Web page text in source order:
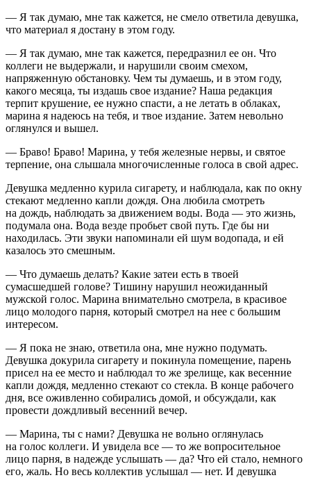
— Я так думаю, мне так кажется, не смело ответила девушка,
что материал я достану в этом году.
— Я так думаю, мне так кажется, передразнил ее он. Что
коллеги не выдержали, и нарушили своим смехом,
напряженную обстановку. Чем ты думаешь, и в этом году,
какого месяца, ты издашь свое издание? Наша редакция
терпит крушение, ее нужно спасти, а не летать в облаках,
марина я надеюсь на тебя, и твое издание. Затем невольно
оглянулся и вышел.
— Браво! Браво! Марина, у тебя железные нервы, и святое
терпение, она слышала многочисленные голоса в свой адрес.
Девушка медленно курила сигарету, и наблюдала, как по окну
стекают медленно капли дождя. Она любила смотреть
на дождь, наблюдать за движением воды. Вода — это жизнь,
подумала она. Вода везде пробьет свой путь. Где бы ни
находилась. Эти звуки напоминали ей шум водопада, и ей
казалось это смешным.
— Что думаешь делать? Какие затеи есть в твоей
сумасшедшей голове? Тишину нарушил неожиданный
мужской голос. Марина внимательно смотрела, в красивое
лицо молодого парня, который смотрел на нее с большим
интересом.
— Я пока не знаю, ответила она, мне нужно подумать.
Девушка докурила сигарету и покинула помещение, парень
присел на ее место и наблюдал то же зрелище, как весенние
капли дождя, медленно стекают со стекла. В конце рабочего
дня, все оживленно собирались домой, и обсуждали, как
провести дождливый весенний вечер.
— Марина, ты с нами? Девушка не вольно оглянулась
на голос коллеги. И увидела все — то же вопросительное
лицо парня, в надежде услышать — да? Что ей стало, немного
его, жаль. Но весь коллектив услышал — нет. И девушка